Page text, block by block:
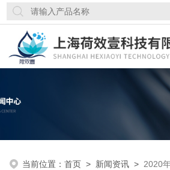
当前位置：首页 > 新闻资讯 > 2020